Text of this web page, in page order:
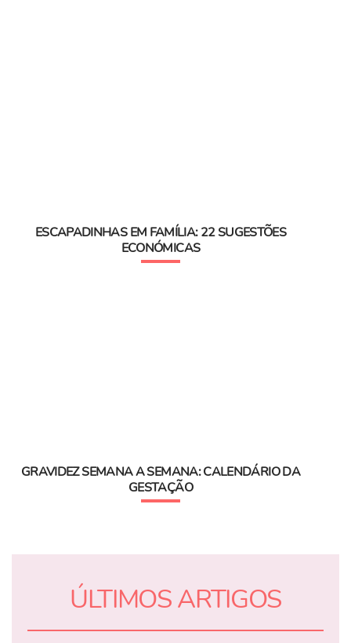
ESCAPADINHAS EM FAMÍLIA: 22 SUGESTÕES
ECONÓMICAS
GRAVIDEZ SEMANA A SEMANA: CALENDÁRIO DA
GESTAÇÃO
ÚLTIMOS ARTIGOS